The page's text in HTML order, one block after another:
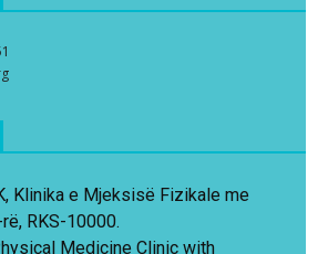
Klinika e Mjeksisë Fizikale me
RKS-10000.
Medicine Clinic with